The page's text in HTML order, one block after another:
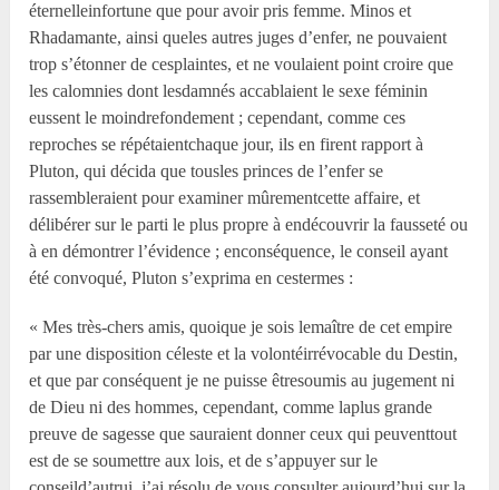
éternelleinfortune que pour avoir pris femme. Minos et
Rhadamante, ainsi queles autres juges d’enfer, ne pouvaient
trop s’étonner de cesplaintes, et ne voulaient point croire que
les calomnies dont lesdamnés accablaient le sexe féminin
eussent le moindrefondement ; cependant, comme ces
reproches se répétaientchaque jour, ils en firent rapport à
Pluton, qui décida que tousles princes de l’enfer se
rassembleraient pour examiner mûrementcette affaire, et
délibérer sur le parti le plus propre à endécouvrir la fausseté ou
à en démontrer l’évidence ; enconséquence, le conseil ayant
été convoqué, Pluton s’exprima en cestermes :
« Mes très-chers amis, quoique je sois lemaître de cet empire
par une disposition céleste et la volontéirrévocable du Destin,
et que par conséquent je ne puisse êtresoumis au jugement ni
de Dieu ni des hommes, cependant, comme laplus grande
preuve de sagesse que sauraient donner ceux qui peuventtout
est de se soumettre aux lois, et de s’appuyer sur le